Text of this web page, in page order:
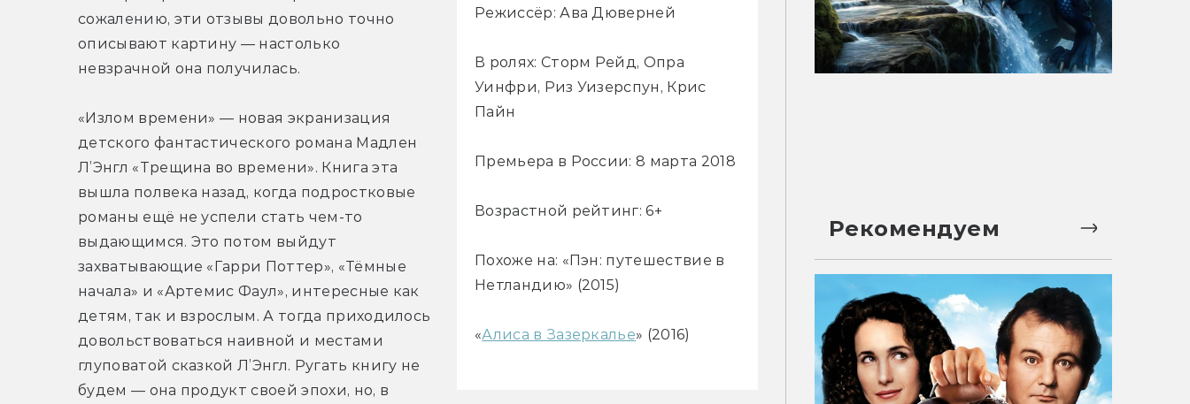
Режиссёр: Ава Дюверней
В ролях: Сторм Рейд, Опра
Уинфри, Риз Уизерспун, Крис
Пайн
Премьера в России: 8 марта 2018
Возрастной рейтинг: 6+
Похоже на: «Пэн: путешествие в
Нетландию» (2015)
«Алиса в Зазеркалье» (2016)
сожалению, эти отзывы довольно точно
описывают картину — настолько
невзрачной она получилась.
«Излом времени» — новая экранизация
детского фантастического романа Мадлен
Л’Энгл «Трещина во времени». Книга эта
вышла полвека назад, когда подростковые
романы ещё не успели стать чем-то
выдающимся. Это потом выйдут
захватывающие «Гарри Поттер», «Тёмные
начала» и «Артемис Фаул», интересные как
детям, так и взрослым. А тогда приходилось
довольствоваться наивной и местами
глуповатой сказкой Л’Энгл. Ругать книгу не
будем — она продукт своей эпохи, но, в
Рекомендуем